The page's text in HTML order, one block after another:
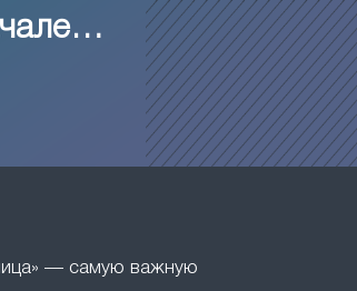
— самую важную